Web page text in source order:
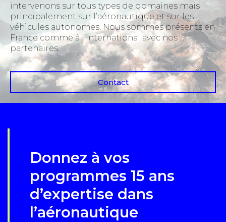
intervenons sur tous types de domaines mais
principalement sur l’aéronautique et sur les
véhicules autonomes. Nous sommes présents en
France comme à l’international avec nos
partenaires.
Contact
Donnez à vos
programmes 15 ans
d’expertise dans
l’aéronautique